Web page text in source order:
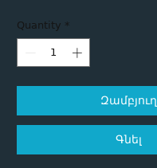
Quantity *
Զամբյուղ
Գնել